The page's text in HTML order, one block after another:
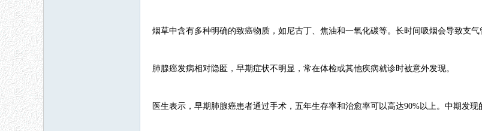
烟草中含有多种明确的致癌物质，如尼古丁、焦油和一氧化碳等。长时间吸烟会导致支
肺腺癌发病相对隐匿，早期症状不明显，常在体检或其他疾病就诊时被意外发现。
医生表示，早期肺腺癌患者通过手术，五年生存率和治愈率可以高达90%以上。中期发